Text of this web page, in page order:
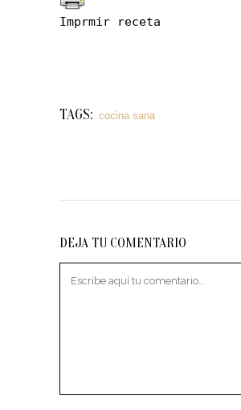
Imprmir receta
TAGS: cocina sana
DEJA TU COMENTARIO